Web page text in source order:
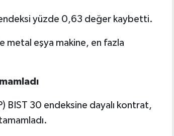
endeksi yüzde 0,63 değer kaybetti.
metal eşya makine, en fazla
BIST 30 endeksine dayalı kontrat,